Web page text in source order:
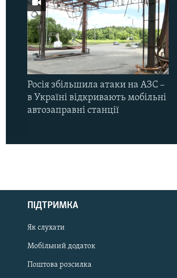
РУС
ДОЛУЧАЙСЯ!
Росія збільшила атаки на АЗС –
в Україні відкривають мобільні
автозаправні станції
ПІДТРИМКА
Як слухати
Мобільний додаток
Поштова розсилка